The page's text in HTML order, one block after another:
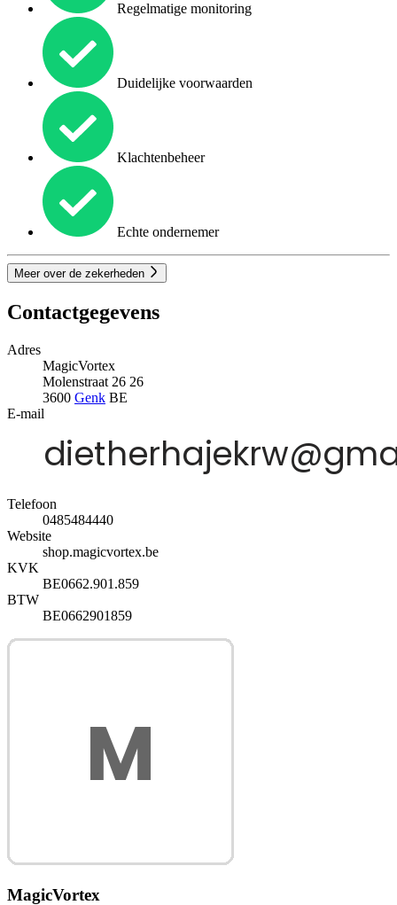
Regelmatige monitoring
Duidelijke voorwaarden
Klachtenbeheer
Echte ondernemer
Meer over de zekerheden
Contactgegevens
Adres
MagicVortex
Molenstraat 26 26
3600 Genk BE
E-mail
Telefoon
0485484440
Website
shop.magicvortex.be
KVK
BE0662.901.859
BTW
BE0662901859
MagicVortex